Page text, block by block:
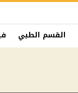
القسم الطبي